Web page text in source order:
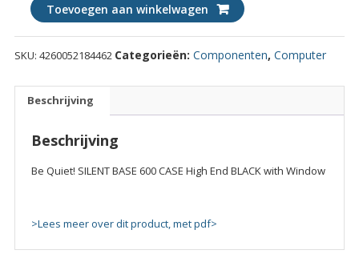
Quiet!
SILENT
BASE
CASE
BLACK
with
Toevoegen aan winkelwagen
SKU: 4260052184462 Categorieën: Componenten, Computer
Beschrijving
Beschrijving
Be Quiet! SILENT BASE 600 CASE High End BLACK with Window
>Lees meer over dit product, met pdf>